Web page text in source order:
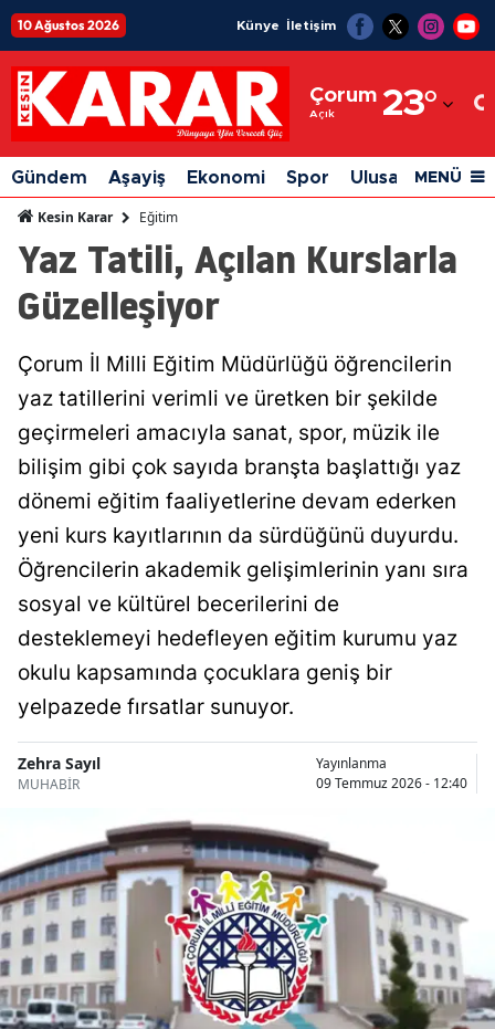
10 Ağustos 2026 Künye İletişim
Çorum
Açık 23°
Adıyaman
Afyonkarahisar
Ağrı
Amasya
Artvin
Aydın
Balıkesir
Bingöl
Bitlis
Bursa
Çanakkale
Çorum
Denizli
Diyarbakır
Edirne
Gündem Aşayiş Ekonomi Spor Ulusal Siyaset
MENÜ
Kesin Karar Eğitim
Yaz Tatili, Açılan Kurslarla
Güzelleşiyor
Çorum İl Milli Eğitim Müdürlüğü öğrencilerin
yaz tatillerini verimli ve üretken bir şekilde
geçirmeleri amacıyla sanat, spor, müzik ile
bilişim gibi çok sayıda branşta başlattığı yaz
dönemi eğitim faaliyetlerine devam ederken
yeni kurs kayıtlarının da sürdüğünü duyurdu.
Öğrencilerin akademik gelişimlerinin yanı sıra
sosyal ve kültürel becerilerini de
desteklemeyi hedefleyen eğitim kurumu yaz
okulu kapsamında çocuklara geniş bir
yelpazede fırsatlar sunuyor.
Zehra Sayıl
MUHABİR
Yayınlanma
09 Temmuz 2026 - 12:40